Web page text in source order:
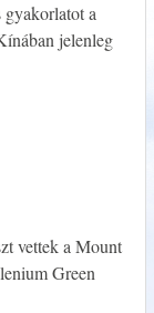
gyakorlatot a
jelenleg
vettek a Mount
Green